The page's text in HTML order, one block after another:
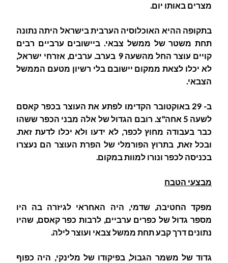
מצרים באותו יום.
בתקופה ההיא האוכלוסיה הערבית בישראל היתה נתונה
תחת משטר של ממשל צבאי. ביישובים ערביים רבים
קויים עוצר החל מהשעה 9 בערב. ערבים, אזרחי ישראל,
לא יכלו לצאת ממקום יישובם בלי רשיון מטעם הממשל
הצבאי.
ב- 29 באוקטובר הקדימו לפתע את העוצר בכפר קאסם
לשעה 5 אחה"צ. רובם הגדול של אלה מבני הכפר ששהו
כבר בעבודה מחוץ לכפר, לא ידעו ולא יכלו לדעת זאת.
ובכל זאת, בתרוץ הפורמלי של הפרת העוצר הם נעצרו
בכניסה לכפר ונורו למוות במקום.
מבצעי הטבח
מפקד החטיבה, שדמי, היה האחראי לגיזרה בה היו
מספר גדול של כפרים ערביים, לרבות כפר קאסם, שהיו
נתונים דרך קבע תחת ממשל צבאי ועוצר לילה.
גדוד של משמר הגבול, בפיקודו של מלינקי, היה כפוף